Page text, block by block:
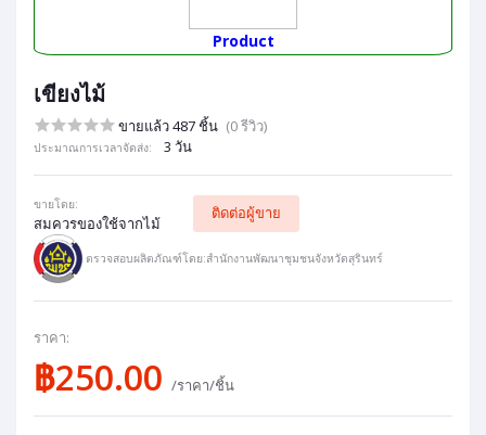
Product
เขียงไม้
ขายแล้ว 487 ชิ้น (0 รีวิว)
ประมาณการเวลาจัดส่ง: 3 วัน
ขายโดย:
สมควรของใช้จากไม้
ติดต่อผู้ขาย
ตรวจสอบผลิตภัณฑ์โดย:สำนักงานพัฒนาชุมชนจังหวัดสุรินทร์
ราคา:
฿250.00 /ราคา/ชิ้น